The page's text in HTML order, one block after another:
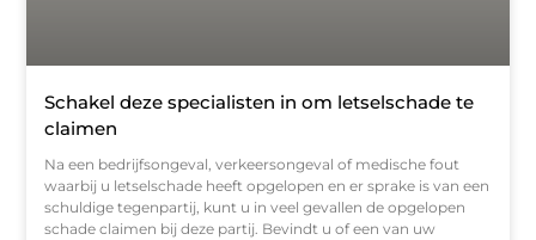
Schakel deze specialisten in om letselschade te
claimen
Na een bedrijfsongeval, verkeersongeval of medische fout
waarbij u letselschade heeft opgelopen en er sprake is van een
schuldige tegenpartij, kunt u in veel gevallen de opgelopen
schade claimen bij deze partij. Bevindt u of een van uw